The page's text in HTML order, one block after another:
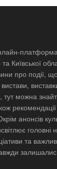
Київської
про події,
тут можна
анонсів
головні
та